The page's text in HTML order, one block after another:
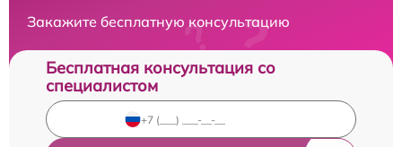
Закажите бесплатную консультацию
Бесплатная консультация со
специалистом